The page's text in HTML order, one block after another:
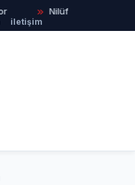
Nilüfer’de Kent Rehberi ve
iletişim